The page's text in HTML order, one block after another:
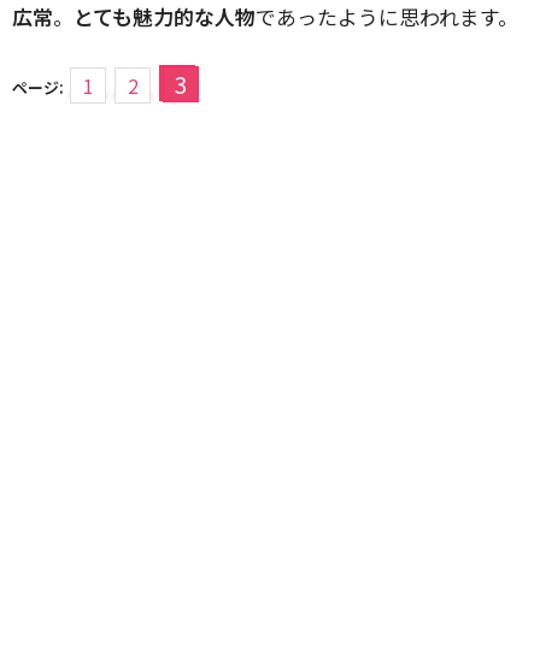
広常。 とても魅力的な人物であったように思われます。
ページ: 1 2 3